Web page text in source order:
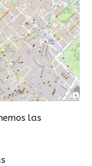
las